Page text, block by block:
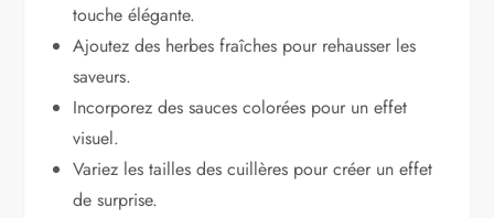
touche élégante.
Ajoutez des herbes fraîches pour rehausser les
saveurs.
Incorporez des sauces colorées pour un effet
visuel.
Variez les tailles des cuillères pour créer un effet
de surprise.